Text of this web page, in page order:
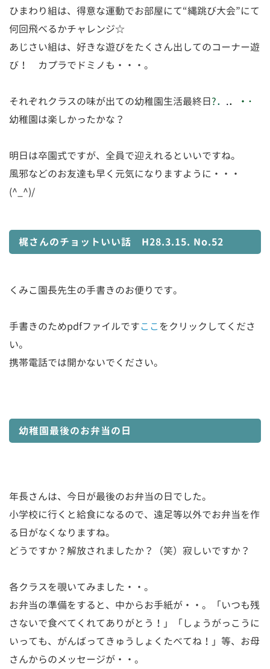
ひまわり組は、得意な運動でお部屋にて“縄跳び大会”にて
何回飛べるかチャレンジ☆
あじさい組は、好きな遊びをたくさん出してのコーナー遊
び！ カプラでドミノも・・・。
それぞれクラスの味が出ての幼稚園生活最終日?． .． ・ ･
幼稚園は楽しかったかな？
明日は卒園式ですが、全員で迎えれるといいですね。
風邪などのお友達も早く元気になりますように・・・
(^_^)/
梶さんのチョットいい話 H28.3.15. No.52
くみこ園長先生の手書きのお便りです。
手書きのためpdfファイルですここをクリックしてくださ
い。
携帯電話では開かないでください。
幼稚園最後のお弁当の日
年長さんは、今日が最後のお弁当の日でした。
小学校に行くと給食になるので、遠足等以外でお弁当を作
る日がなくなりますね。
どうですか？解放されましたか？（笑）寂しいですか？
各クラスを覗いてみました・・。
お弁当の準備をすると、中からお手紙が・・。「いつも残
さないで食べてくれてありがとう！」「しょうがっこうに
いっても、がんばってきゅうしょくたべてね！」等、お母
さんからのメッセージが・・。